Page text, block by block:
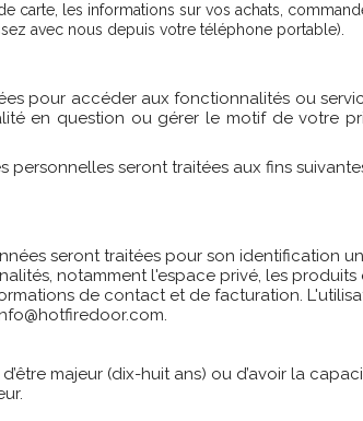
carte, les informations sur vos achats,
avec nous depuis votre téléphone portable).
pour accéder aux fonctionnalités ou
en question ou gérer le motif de votre
seront traitées aux fins
seront traitées pour son identification
notamment l'espace privé, les produits
de contact et de facturation.
.
d’être majeur (dix-huit ans) ou d’avoir la